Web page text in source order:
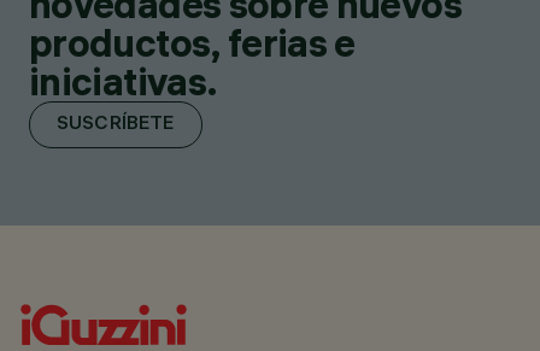
productos, ferias e
iniciativas.
SUSCRÍBETE